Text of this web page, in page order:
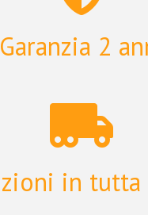
Garanzia 2
in tutta